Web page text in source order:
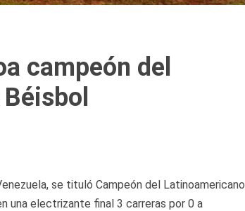
campeón del
se tituló Campeón del Latinoamericano
una electrizante final 3 carreras por 0 a